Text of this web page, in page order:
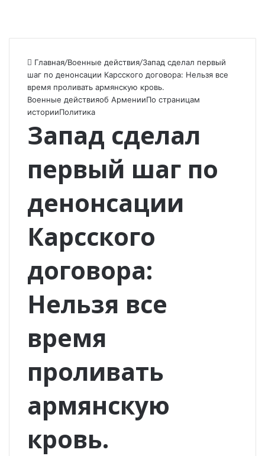
Главная/Военные действия/Запад сделал первый
шаг по денонсации Карсского договора: Нельзя все
время проливать армянскую кровь.
Военные действияоб АрменииПо страницам
историиПолитика
Запад сделал
первый шаг по
денонсации
Карсского
договора:
Нельзя все
время
проливать
армянскую
кровь.